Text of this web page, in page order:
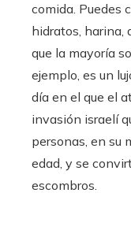
comida. Puedes
hidratos, harina,
que la mayoría
ejemplo, es un
día en el que el
invasión israelí
personas, en su
edad, y se
escombros.